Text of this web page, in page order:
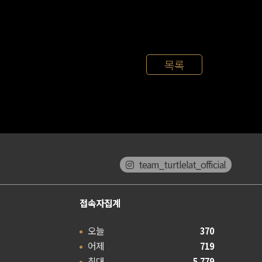
목록
team_turtlelat_official
접속자집계
오늘
370
어제 719